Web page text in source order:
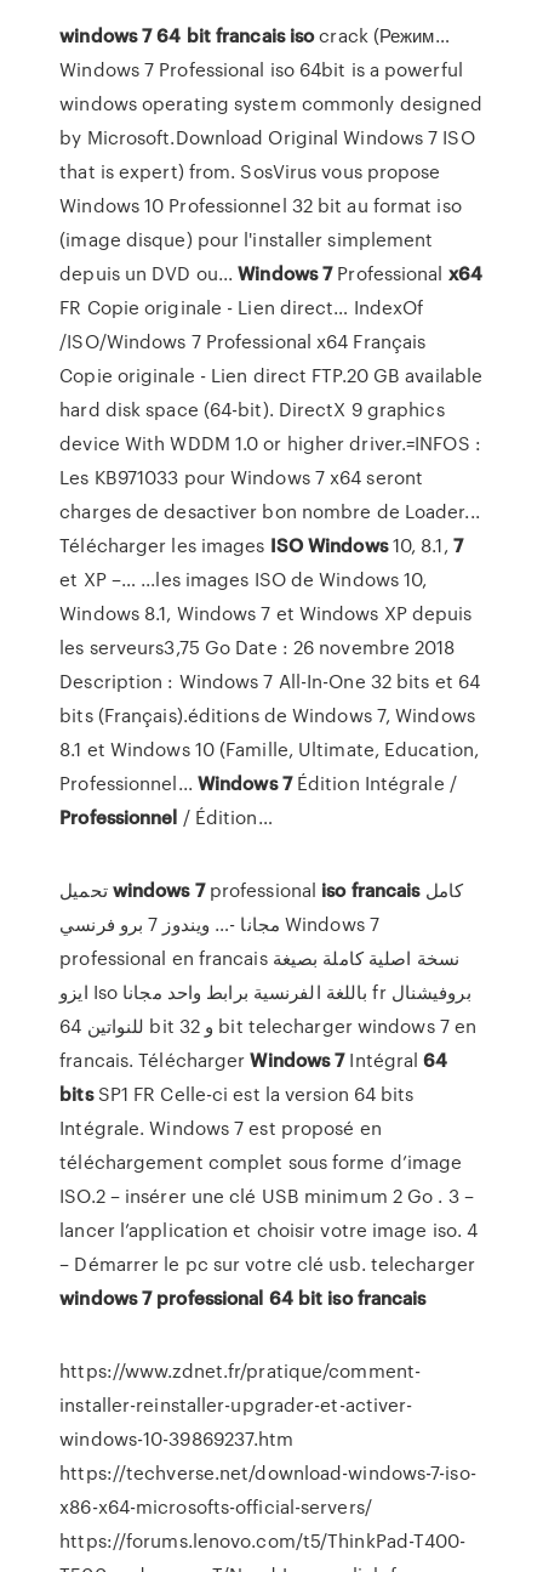
windows764 bitfrancais isocrack (Режим…
Windows 7 Professional iso 64bit is a powerful
windows operating system commonly designed
by Microsoft.Download Original Windows 7 ISO
that is expert) from. SosVirus vous propose
Windows 10 Professionnel 32 bit au format iso
(image disque) pour l'installer simplement
depuis un DVD ou...Windows7Professional x64
FR Copie originale - Lien direct… IndexOf
/ISO/Windows 7 Professional x64 Français
Copie originale - Lien direct FTP.20 GB available
hard disk space (64-bit). DirectX 9 graphics
device With WDDM 1.0 or higher driver.=INFOS :
Les KB971033 pour Windows 7 x64 seront
charges de desactiver bon nombre de Loader...
Télécharger les images ISOWindows10, 8.1, 7
et XP –… ...les images ISO de Windows 10,
Windows 8.1, Windows 7 et Windows XP depuis
les serveurs3,75 Go Date : 26 novembre 2018
Description : Windows 7 All-In-One 32 bits et 64
bits (Français).éditions de Windows 7, Windows
8.1 et Windows 10 (Famille, Ultimate, Education,
Professionnel... Windows 7Édition Intégrale /
Professionnel / Édition…
تحميلwindows 7professional iso francaisكامل
مجانا -… ويندوز 7 برو فرنسي Windows 7
professional en francais نسخة اصلية كاملة بصيغة
ايزو Iso باللغة الفرنسية برابط واحد مجانا fr بروفيشنال
للنواتين 64 bit و 32 bit telecharger windows 7 en
francais. TéléchargerWindows7Intégral64
bitsSP1 FR Celle-ci est la version 64 bits
Intégrale. Windows 7 est proposé en
téléchargement complet sous forme d’image
ISO.2 – insérer une clé USB minimum 2 Go . 3 –
lancer l’application et choisir votre image iso. 4
– Démarrer le pc sur votre clé usb. telecharger
windows7 professional 64 bit iso francais
https://www.zdnet.fr/pratique/comment-
installer-reinstaller-upgrader-et-activer-
windows-10-39869237.htm
https://techverse.net/download-windows-7-iso-
x86-x64-microsofts-official-servers/
https://forums.lenovo.com/t5/ThinkPad-T400-